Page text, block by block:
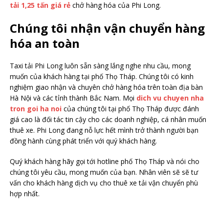
tải 1,25 tấn giá rẻ chở hàng hóa của Phi Long.
Chúng tôi nhận vận chuyển hàng
hóa an toàn
Taxi tải Phi Long luôn sẵn sàng lắng nghe nhu cầu, mong
muốn của khách hàng tại phố Thọ Tháp. Chúng tôi có kinh
nghiệm giao nhận và chuyên chở hàng hóa trên toàn địa bàn
Hà Nội và các tỉnh thành Bắc Nam. Mọi dich vu chuyen nha
tron goi ha noi của chúng tôi tại phố Thọ Tháp được đánh
giá cao là đối tác tin cậy cho các doanh nghiệp, cá nhân muốn
thuê xe. Phi Long đang nỗ lực hết mình trở thành người bạn
đồng hành cùng phát triển với quý khách hàng.
Quý khách hàng hãy gọi tới hotline phố Thọ Tháp và nói cho
chúng tôi yêu cầu, mong muốn của bạn. Nhân viên sẽ sẽ tư
vấn cho khách hàng dịch vụ cho thuê xe tải vận chuyển phù
hợp nhất.